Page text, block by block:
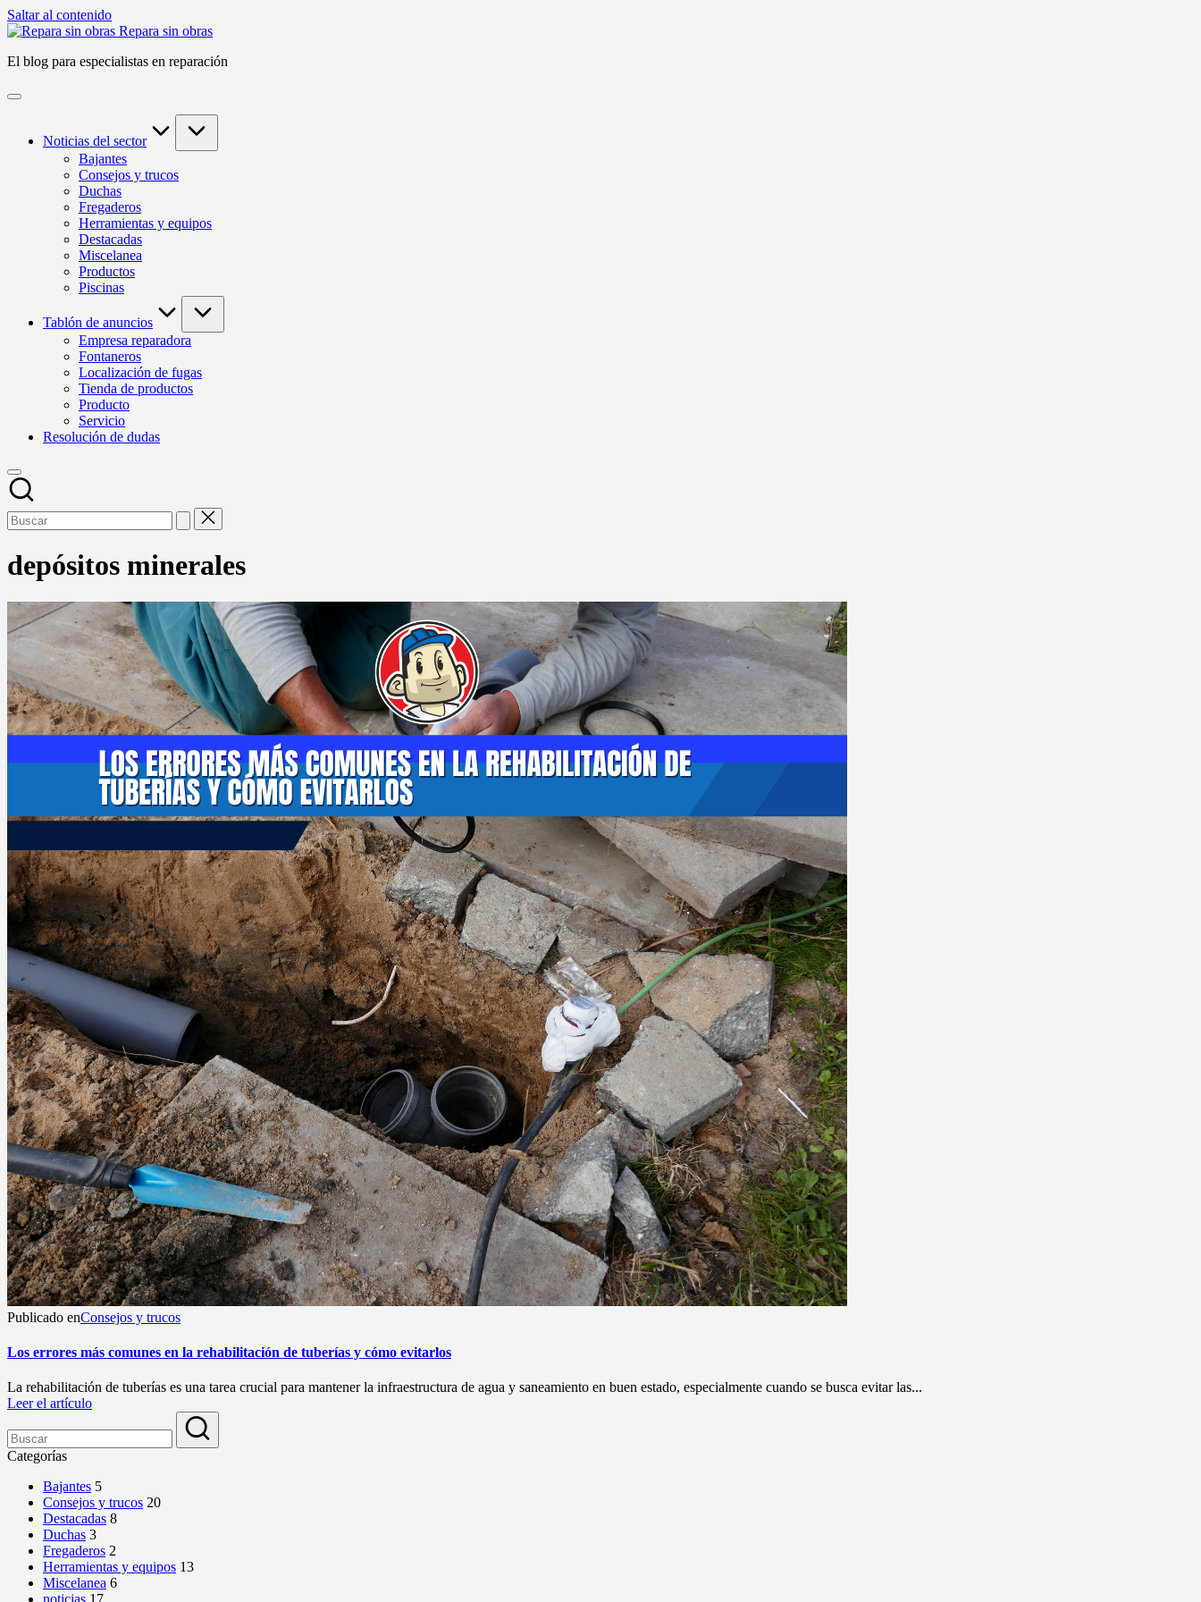
Saltar al contenido
Repara sin obras
El blog para especialistas en reparación
Noticias del sector
Bajantes
Consejos y trucos
Duchas
Fregaderos
Herramientas y equipos
Destacadas
Miscelanea
Productos
Piscinas
Tablón de anuncios
Empresa reparadora
Fontaneros
Localización de fugas
Tienda de productos
Producto
Servicio
Resolución de dudas
depósitos minerales
Publicado enConsejos y trucos
Los errores más comunes en la rehabilitación de tuberías y cómo evitarlos
La rehabilitación de tuberías es una tarea crucial para mantener la infraestructura de agua y saneamiento en buen estado, especialmente cuando se busca evitar las...
Leer el artículo
Categorías
Bajantes 5
Consejos y trucos 20
Destacadas 8
Duchas 3
Fregaderos 2
Herramientas y equipos 13
Miscelanea 6